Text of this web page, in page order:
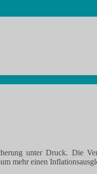
unter Druck. Die
mehr einen